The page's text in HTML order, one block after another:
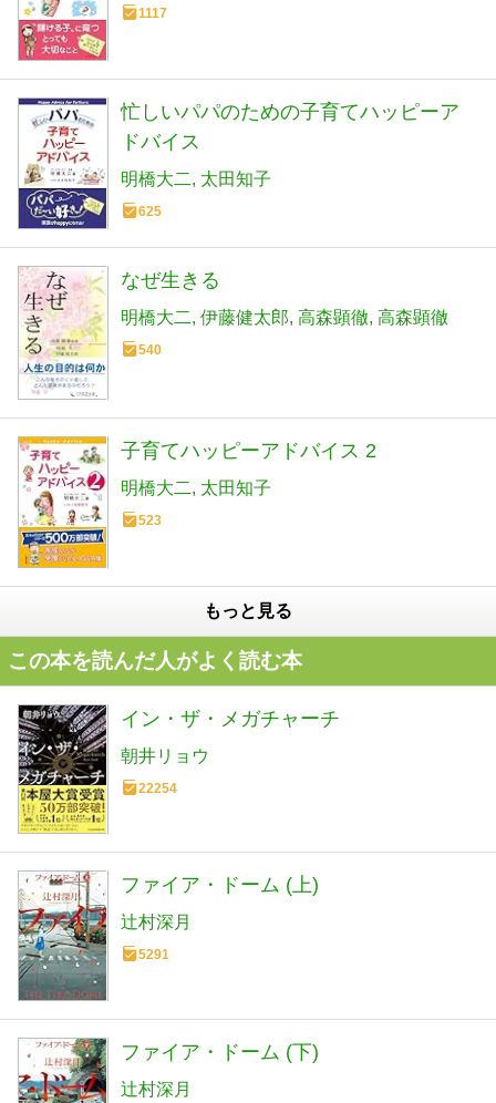
1117
忙しいパパのための子育てハッピーア
ドバイス
明橋大二 太田知子
625
なぜ生きる
明橋大二 伊藤健太郎 高森顕徹 高森顕徹
540
子育てハッピーアドバイス 2
明橋大二 太田知子
523
もっと見る
この本を読んだ人がよく読む本
イン・ザ・メガチャーチ
朝井リョウ
22254
ファイア・ドーム (上)
辻村深月
5291
ファイア・ドーム (下)
辻村深月